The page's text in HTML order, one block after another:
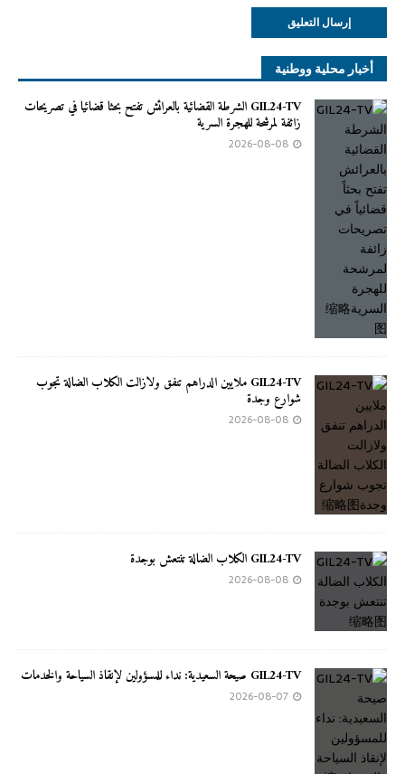
أخبار محلية ووطنية
GIL24-TV الشرطة القضائية بالعرائش تفتح بحثاً قضائياً في تصريحات
زائفة لمرشحة للهجرة السرية
2026-08-08
GIL24-TV ملايين الدراهم تنفق ولازالت الكلاب الضالة تجوب
شوارع وجدة
2026-08-08
GIL24-TV الكلاب الضالة تنتعش بوجدة
2026-08-08
GIL24-TV صيحة السعيدية: نداء للمسؤولين لإنقاذ السياحة والخدمات
2026-08-07